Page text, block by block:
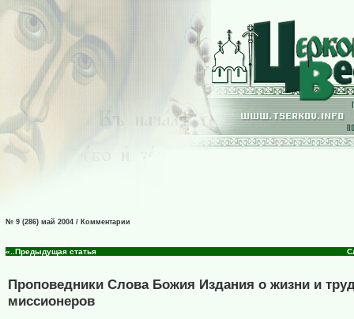
№ 9 (286) май 2004 / Комментарии
«..Предыдущая статья
Проповедники Слова Божия Издания о жизни и
миссионеров